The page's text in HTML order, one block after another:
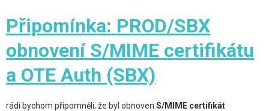
Připomínka: PROD/SBX
obnovení S/MIME certifikátu
a OTE Auth (SBX)
rádi bychom připomněli, že byl obnoven S/MIME certifikát